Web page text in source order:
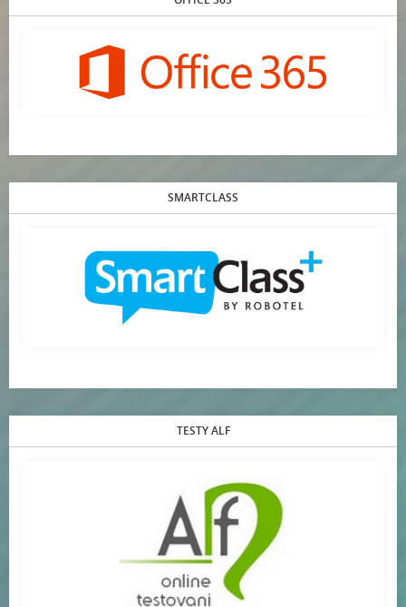
SMARTCLASS
TESTY ALF